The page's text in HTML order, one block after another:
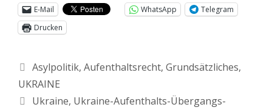
E-Mail
WhatsApp
Telegram
Drucken
Asylpolitik, Aufenthaltsrecht, Grundsätzliches,
UKRAINE
Ukraine, Ukraine-Aufenthalts-Übergangs-